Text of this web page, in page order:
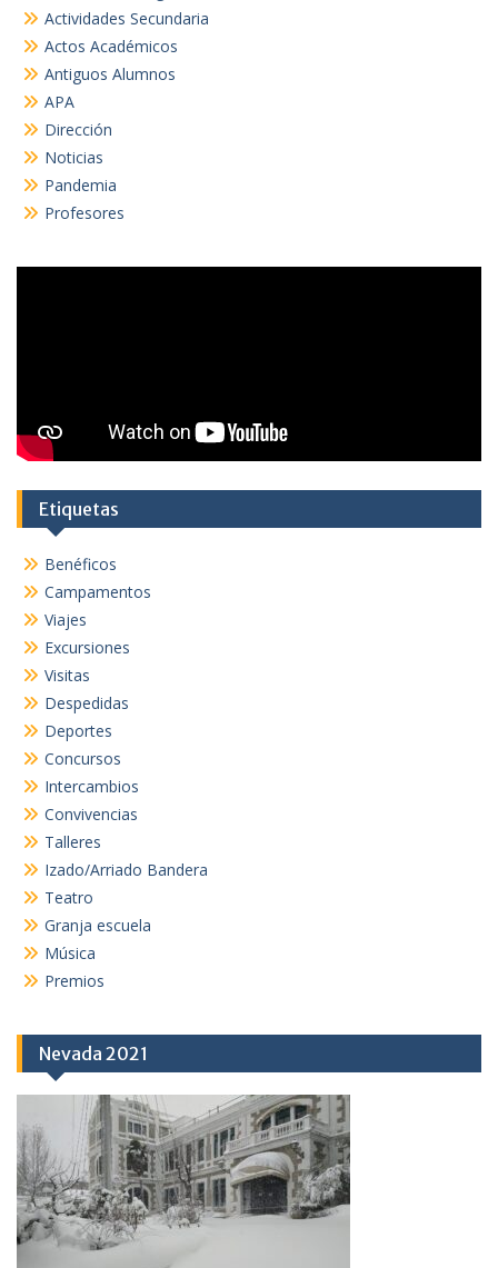
Actividades Secundaria
Actos Académicos
Antiguos Alumnos
APA
Dirección
Noticias
Pandemia
Profesores
Etiquetas
Benéficos
Campamentos
Viajes
Excursiones
Visitas
Despedidas
Deportes
Concursos
Intercambios
Convivencias
Talleres
Izado/Arriado Bandera
Teatro
Granja escuela
Música
Premios
Nevada 2021